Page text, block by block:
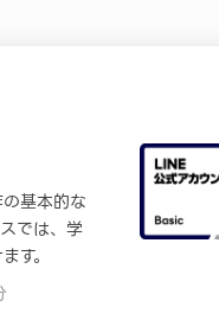
基本的な
では、学
す。